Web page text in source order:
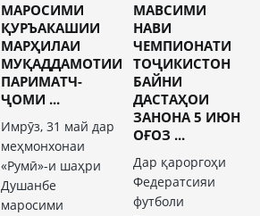
МАРОСИМИ
ҚУРЪАКАШИИ
МАРҲИЛАИ
МУҚАДДАМОТИИ
ПАРИМАТЧ-
ҶОМИ ...
Имрӯз, 31 май дар
меҳмонхонаи
«Румӣ»-и шаҳри
Душанбе
маросими
МАВСИМИ
НАВИ
ЧЕМПИОНАТИ
ТОҶИКИСТОН
БАЙНИ
ДАСТАҲОИ
ЗАНОНА 5 ИЮН
ОҒОЗ ...
Дар қароргоҳи
Федератсияи
футболи